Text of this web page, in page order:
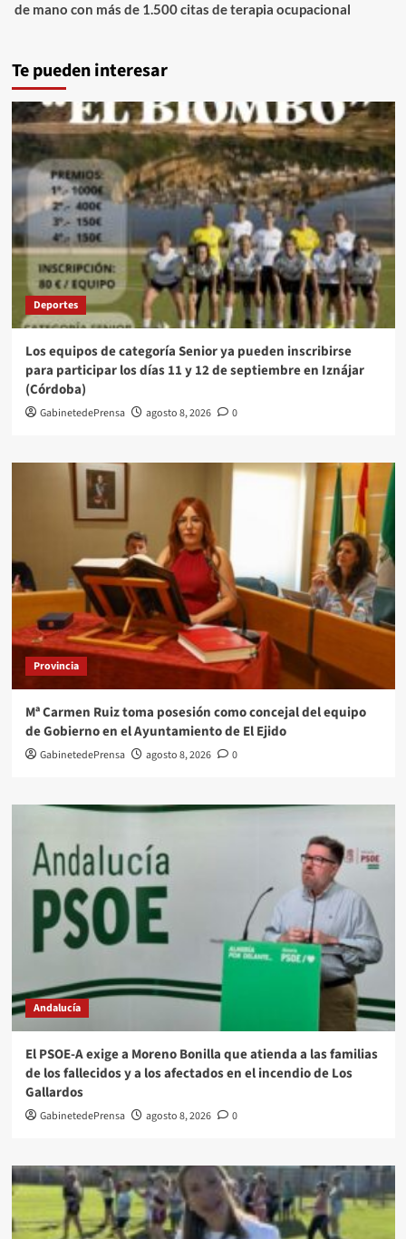
de mano con más de 1.500 citas de terapia ocupacional
Te pueden interesar
Deportes
Los equipos de categoría Senior ya pueden inscribirse
para participar los días 11 y 12 de septiembre en Iznájar
(Córdoba)
GabinetedePrensa agosto 8, 2026 0
Provincia
Mª Carmen Ruiz toma posesión como concejal del equipo
de Gobierno en el Ayuntamiento de El Ejido
GabinetedePrensa agosto 8, 2026 0
Andalucía
El PSOE-A exige a Moreno Bonilla que atienda a las familias
de los fallecidos y a los afectados en el incendio de Los
Gallardos
GabinetedePrensa agosto 8, 2026 0